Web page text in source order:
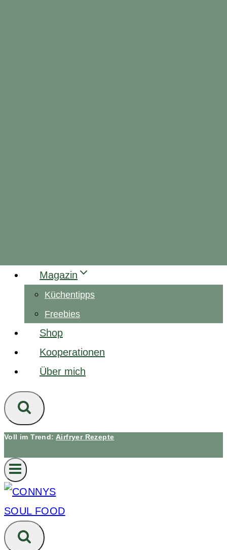
Magazin
Küchentipps
Freebies
Shop
Kooperationen
Über mich
Voll im Trend: Airfryer Rezepte